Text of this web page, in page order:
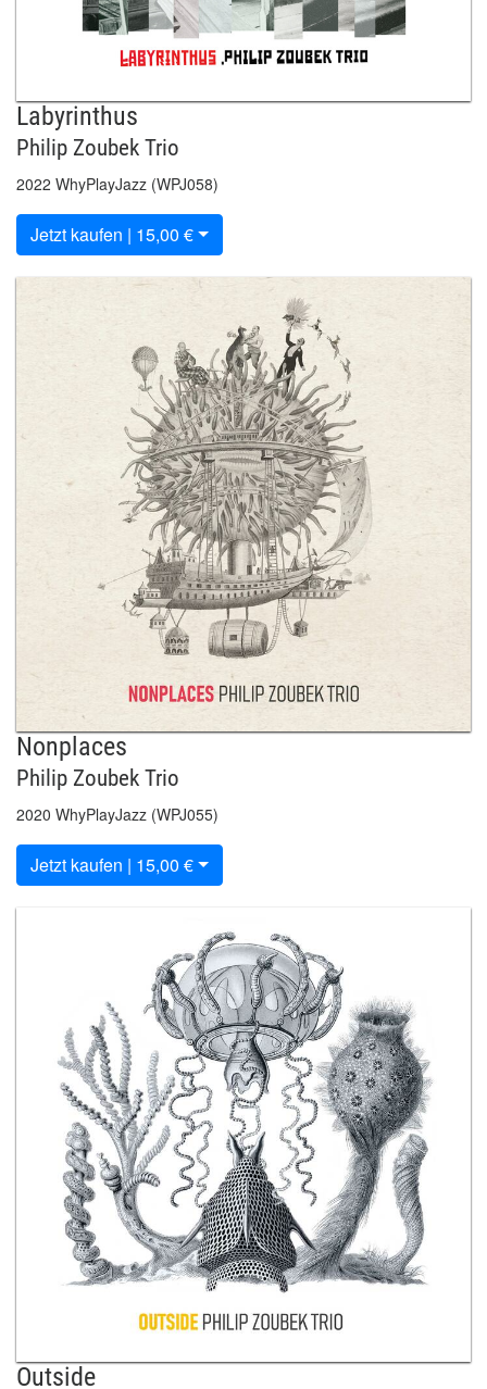
Labyrinthus
Philip Zoubek Trio
2022 WhyPlayJazz (WPJ058)
Jetzt kaufen | 15,00 €
Nonplaces
Philip Zoubek Trio
2020 WhyPlayJazz (WPJ055)
Jetzt kaufen | 15,00 €
Outside